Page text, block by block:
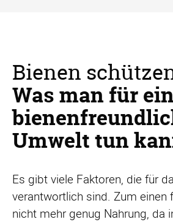
Bienen
Was man für
Umwelt tun
Es gibt viele Faktoren, die für
verantwortlich sind. Zum einen
nicht mehr genug Nahrung, da